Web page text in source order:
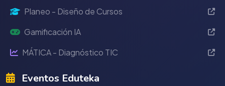
Planeo - Diseño de Cursos
Gamificación IA
MÁTICA - Diagnóstico TIC
Eventos Eduteka